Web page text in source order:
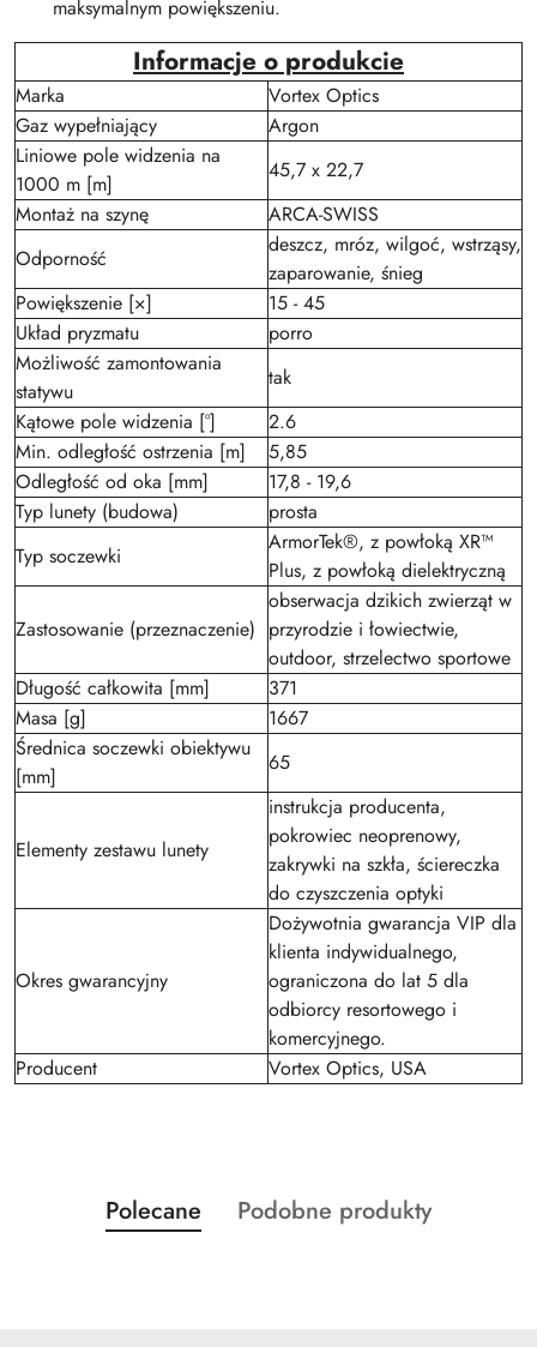
maksymalnym powiększeniu.
Informacje o produkcie
Marka
Vortex Optics
Gaz wypełniający
Argon
Liniowe pole widzenia na
1000 m [m]
45,7 x 22,7
Montaż na szynę
ARCA-SWISS
Odporność
deszcz, mróz, wilgoć, wstrząsy,
zaparowanie, śnieg
Powiększenie [×]
15 - 45
Układ pryzmatu
porro
Możliwość zamontowania
statywu
tak
Kątowe pole widzenia [°]
2.6
Min. odległość ostrzenia [m]
5,85
Odległość od oka [mm]
17,8 - 19,6
Typ lunety (budowa)
prosta
Typ soczewki
ArmorTek®, z powłoką XR™
Plus, z powłoką dielektryczną
Zastosowanie (przeznaczenie)
obserwacja dzikich zwierząt w
przyrodzie i łowiectwie,
outdoor, strzelectwo sportowe
Długość całkowita [mm]
371
Masa [g]
1667
Średnica soczewki obiektywu
[mm]
65
Elementy zestawu lunety
instrukcja producenta,
pokrowiec neoprenowy,
zakrywki na szkła, ściereczka
do czyszczenia optyki
Okres gwarancyjny
Dożywotnia gwarancja VIP dla
klienta indywidualnego,
ograniczona do lat 5 dla
odbiorcy resortowego i
komercyjnego.
Producent
Vortex Optics, USA
Pomiń karuzelę produktów
Produkty
o
Polecane
Produkty
Podobne produkty